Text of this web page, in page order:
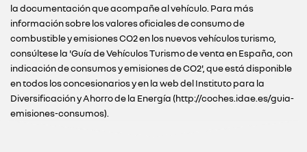
la documentación que acompañe al vehículo. Para más
información sobre los valores oficiales de consumo de
combustible y emisiones CO2 en los nuevos vehículos turismo,
consúltese la 'Guía de Vehículos Turismo de venta en España, con
indicación de consumos y emisiones de CO2', que está disponible
en todos los concesionarios y en la web del Instituto para la
Diversificación y Ahorro de la Energía (http://coches.idae.es/guia-
emisiones-consumos).